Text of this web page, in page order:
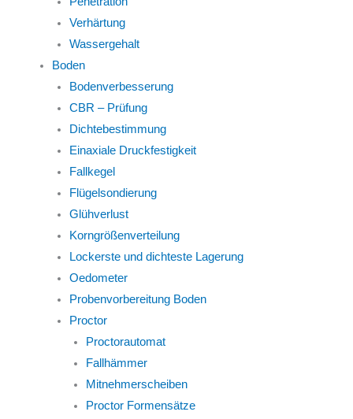
Verhärtung
Wassergehalt
Boden
Bodenverbesserung
CBR – Prüfung
Dichtebestimmung
Einaxiale Druckfestigkeit
Fallkegel
Flügelsondierung
Glühverlust
Korngrößenverteilung
Lockerste und dichteste Lagerung
Oedometer
Probenvorbereitung Boden
Proctor
Proctorautomat
Fallhämmer
Mitnehmerscheiben
Proctor Formensätze